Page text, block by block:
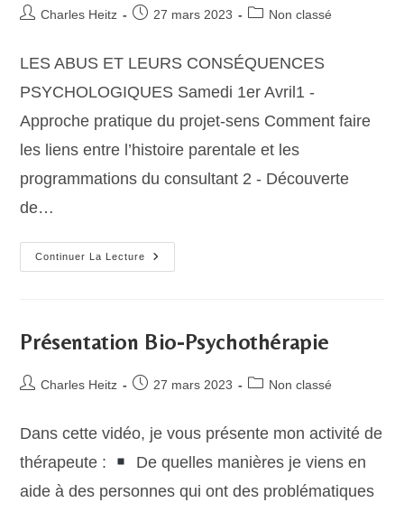
Auteur/autrice
publication :
Charles Heitz
Publication
27 mars 2023
PostNon classé
LES ABUS ET LEURS CONSÉQUENCES
PSYCHOLOGIQUES Samedi 1er Avril1 -
Approche pratique du projet-sens Comment faire
les liens entre l’histoire parentale et les
programmations du consultant 2 - Découverte
de…
Continuer La Lecture
Week-
End
Présentation Bio-Psychothérapie
Auteur/autrice
publication :
Charles Heitz
Publication
27 mars 2023
PostNon classé
Dans cette vidéo, je vous présente mon activité de
thérapeute :
De quelles manières je viens en
aide à des personnes qui ont des problématiques